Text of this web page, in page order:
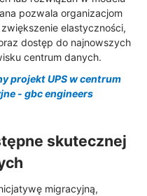
pozwala organizacjom
elastyczności,
dostęp do najnowszych
centrum danych.
projekt UPS w centrum
- gbc engineers
skutecznej
migracyjną,